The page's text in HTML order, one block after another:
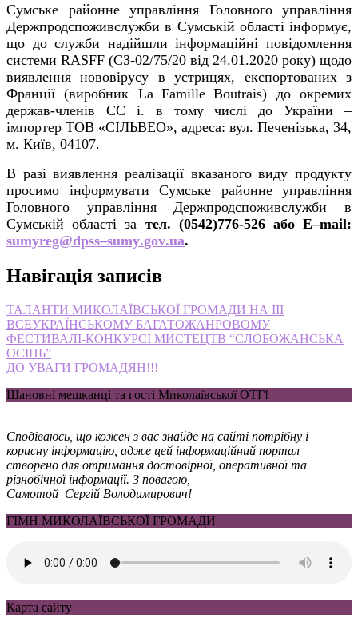
Сумське районне управління Головного управління
Держпродспоживслужби в Сумській області інформує,
що до служби надійшли інформаційні повідомлення
системи RASFF (СЗ-02/75/20 від 24.01.2020 року) щодо
виявлення нововірусу в устрицях, експортованих з
Франції (виробник La Famille Boutrais) до окремих
держав-членів ЄС і. в тому числі до України –
імпортер ТОВ «СІЛЬВЕО», адреса: вул. Печенізька, 34,
м. Київ, 04107.
В разі виявлення реалізації вказаного виду продукту
просимо інформувати Сумське районне управління
Головного управління Держпродспоживслужби в
Сумській області за тел. (0542)776-526 або E–mail:
sumyreg@dpss–sumy.gov.ua.
Навігація записів
ТАЛАНТИ МИКОЛАЇВСЬКОЇ ГРОМАДИ НА ІІІ
ВСЕУКРАЇНСЬКОМУ БАГАТОЖАНРОВОМУ
ФЕСТИВАЛІ-КОНКУРСІ МИСТЕЦТВ “СЛОБОЖАНСЬКА
ОСІНЬ”
ДО УВАГИ ГРОМАДЯН!!!
Шановні мешканці та гості Миколаївської ОТГ!
Сподіваюсь, що кожен з вас знайде на сайті потрібну і
корисну інформацію, адже цей інформаційний портал
створено для отримання достовірної, оперативної та
різнобічної інформації. З повагою,
Самотой Сергій Володимирович!
ГІМН МИКОЛАЇВСЬКОЇ ГРОМАДИ
Карта сайту